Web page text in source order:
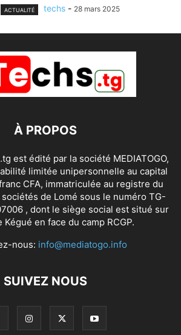
ACTUALITÉ techs - 28 mars 2025
À PROPOS
est édité par la société MEDIATOGO,
limitée unipersonnelle au capital
CFA, immatriculée au registre du
de Lomé sous le numéro TG-
, dont le siège social est situé sur
Kégué en face du camp RCGP.
nous: info@mediatogo.info
SUIVEZ NOUS